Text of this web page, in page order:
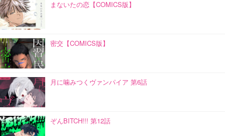
まないたの恋【COMICS版】
密交【COMICS版】
月に噛みつくヴァンパイア 第6話
ぞんBITCH!!! 第12話